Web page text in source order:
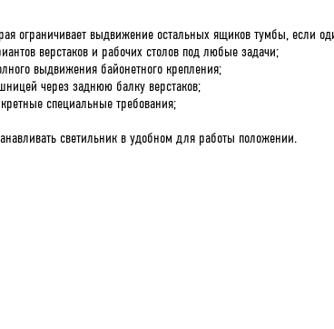
ограничивает выдвижение остальных ящиков тумбы, если
верстаков и рабочих столов под любые задачи;
выдвижения байонетного крепления;
через заднюю балку верстаков;
специальные требования;
светильник в удобном для работы положении.